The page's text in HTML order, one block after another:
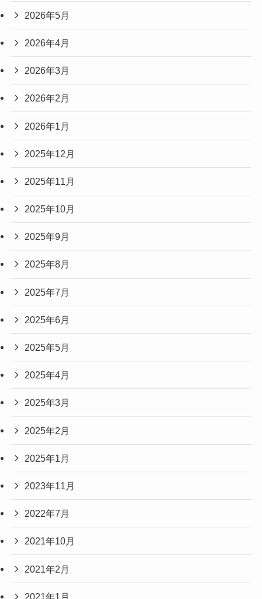
2026年5月
2026年4月
2026年3月
2026年2月
2026年1月
2025年12月
2025年11月
2025年10月
2025年9月
2025年8月
2025年7月
2025年6月
2025年5月
2025年4月
2025年3月
2025年2月
2025年1月
2023年11月
2022年7月
2021年10月
2021年2月
2021年1月